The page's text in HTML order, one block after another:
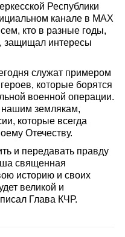
Республики
канале в МАХ
кто в разные годы,
защищал интересы
служат примером
которые борятся
военной операции.
нашим землякам,
которые всегда
Отечеству.
и передавать правду
священная
историю и своих
великой и
Глава КЧР.